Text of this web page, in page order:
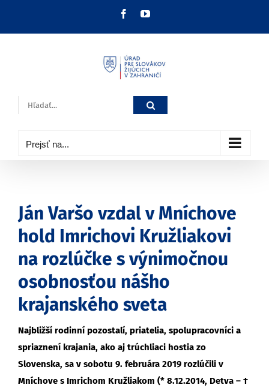
FacebookYouTube
Hľadať:
Prejsť na...
Ján Varšo vzdal v Mníchove
hold Imrichovi Kružliakovi
na rozlúčke s výnimočnou
osobnosťou nášho
krajanského sveta
Najbližší rodinní pozostalí, priatelia, spolupracovníci a
spriaznení krajania, ako aj trúchliaci hostia zo
Slovenska, sa v sobotu 9. februára 2019 rozlúčili v
Mníchove s Imrichom Kružliakom (* 8.12.2014, Detva – †